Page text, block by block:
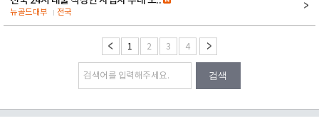
뉴골드대부 전국
1 2 3 4
검색